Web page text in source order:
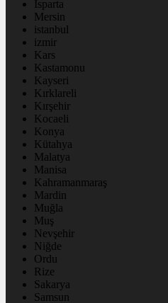
Isparta
Mersin
istanbul
izmir
Kars
Kastamonu
Kayseri
Kırklareli
Kırşehir
Kocaeli
Konya
Kütahya
Malatya
Manisa
Kahramanmaraş
Mardin
Muğla
Muş
Nevşehir
Niğde
Ordu
Rize
Sakarya
Samsun